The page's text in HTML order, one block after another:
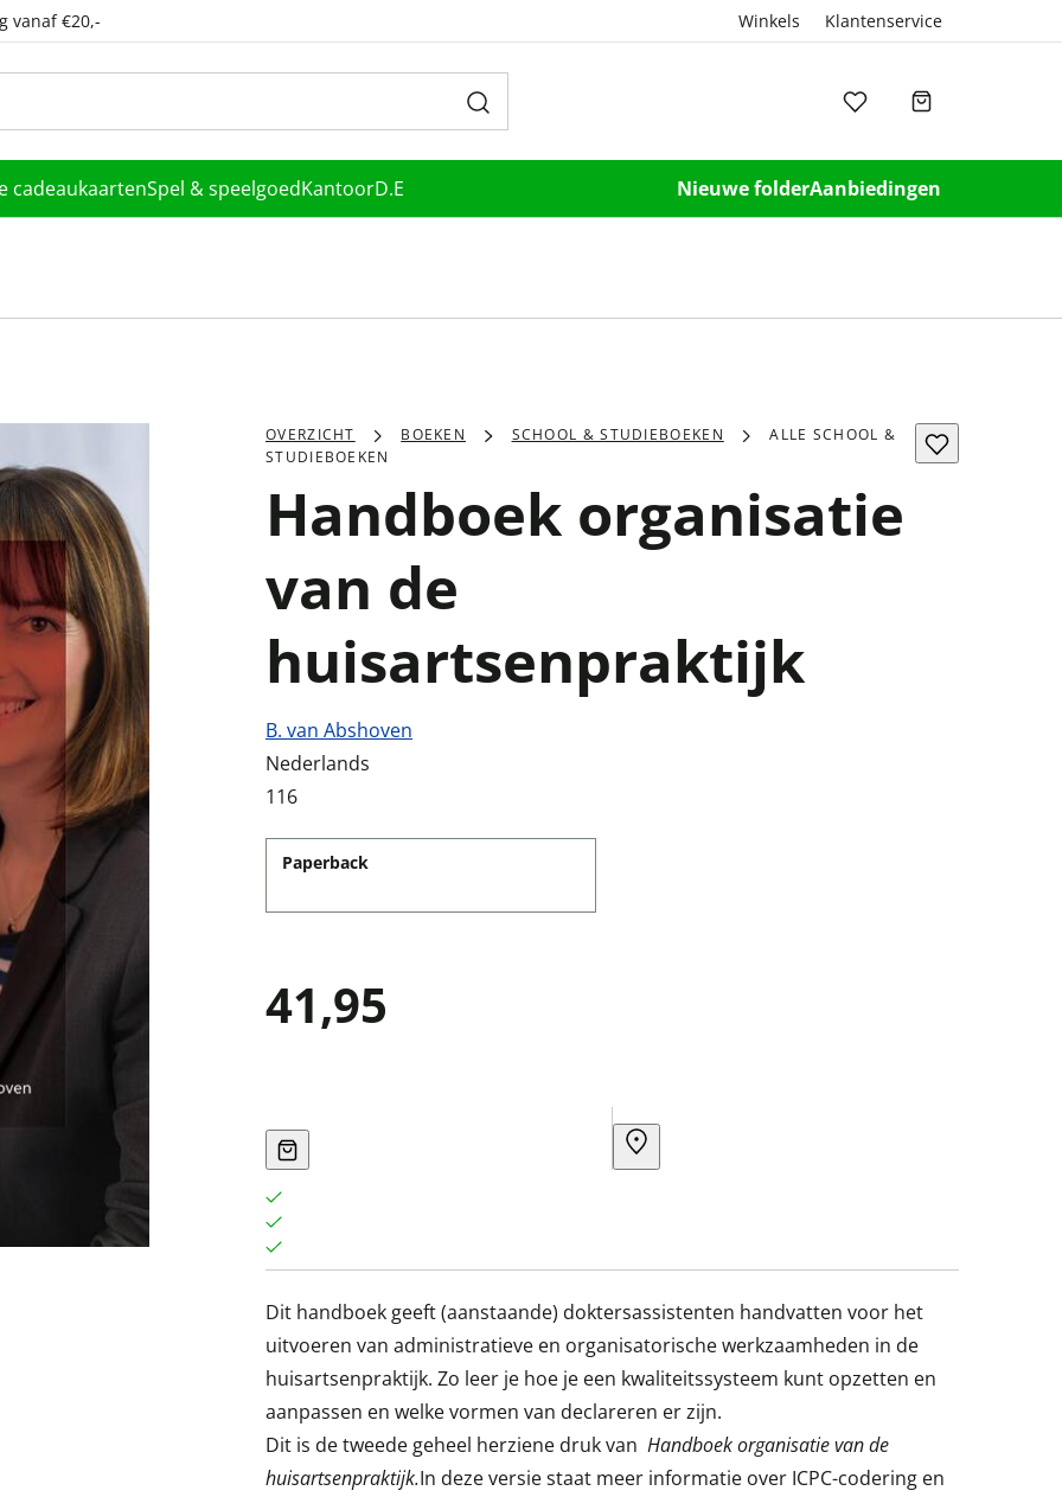
vanaf €20,- Winkels Klantenservice
cadeaukaartenSpel & speelgoedKantoorD.E Nieuwe folderAanbiedingen
OVERZICHT BOEKEN SCHOOL & STUDIEBOEKEN
ALLE SCHOOL &
STUDIEBOEKEN
Handboek organisatie
van de
huisartsenpraktijk
B. van Abshoven
Nederlands
116
Paperback
41,95
Dit handboek geeft (aanstaande) doktersassistenten handvatten voor het
uitvoeren van administratieve en organisatorische werkzaamheden in de
huisartsenpraktijk. Zo leer je hoe je een kwaliteitssysteem kunt opzetten en
aanpassen en welke vormen van declareren er zijn.
Dit is de tweede geheel herziene druk van Handboek organisatie van de
huisartsenpraktijk.In deze versie staat meer informatie over ICPC-codering en